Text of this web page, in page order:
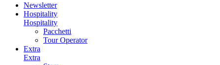
Newsletter
Hospitality
Hospitality
Pacchetti
Tour Operator
Extra
Extra